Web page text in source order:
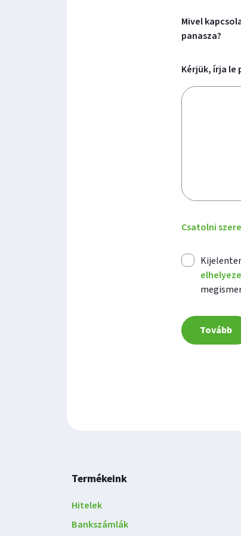
Mivel
panasza?
Kérjük, írja le
Még
1500
karaktert
Csatolni
Tovább
Lábléc
navigáció
Termékeink
Hitelek
Bankszámlák